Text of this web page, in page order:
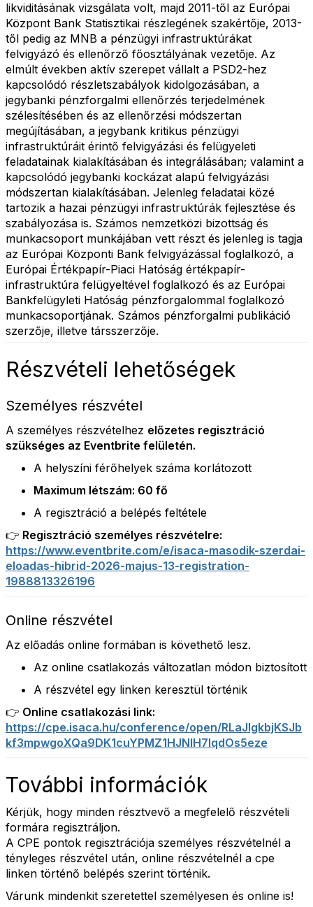
likviditásának vizsgálata volt, majd 2011-től az Európai
Központ Bank Statisztikai részlegének szakértője, 2013-
től pedig az MNB a pénzügyi infrastruktúrákat
felvigyázó és ellenőrző főosztályának vezetője. Az
elmúlt években aktív szerepet vállalt a PSD2-hez
kapcsolódó részletszabályok kidolgozásában, a
jegybanki pénzforgalmi ellenőrzés terjedelmének
szélesítésében és az ellenőrzési módszertan
megújításában, a jegybank kritikus pénzügyi
infrastruktúráit érintő felvigyázási és felügyeleti
feladatainak kialakításában és integrálásában; valamint a
kapcsolódó jegybanki kockázat alapú felvigyázási
módszertan kialakításában. Jelenleg feladatai közé
tartozik a hazai pénzügyi infrastruktúrák fejlesztése és
szabályozása is. Számos nemzetközi bizottság és
munkacsoport munkájában vett részt és jelenleg is tagja
az Európai Központi Bank felvigyázással foglalkozó, a
Európai Értékpapír-Piaci Hatóság értékpapír-
infrastruktúra felügyeltével foglalkozó és az Európai
Bankfelügyleti Hatóság pénzforgalommal foglalkozó
munkacsoportjának. Számos pénzforgalmi publikáció
szerzője, illetve társszerzője.
Részvételi lehetőségek
Személyes részvétel
A személyes részvételhez előzetes regisztráció
szükséges az Eventbrite felületén.
A helyszíni férőhelyek száma korlátozott
Maximum létszám: 60 fő
A regisztráció a belépés feltétele
👉 Regisztráció személyes részvételre:
https://www.eventbrite.com/e/isaca-masodik-szerdai-
eloadas-hibrid-2026-majus-13-registration-
1988813326196
Online részvétel
Az előadás online formában is követhető lesz.
Az online csatlakozás változatlan módon biztosított
A részvétel egy linken keresztül történik
👉 Online csatlakozási link:
https://cpe.isaca.hu/conference/open/RLaJIgkbjKSJb
kf3mpwgoXQa9DK1cuYPMZ1HJNIH7IqdOs5eze
További információk
Kérjük, hogy minden résztvevő a megfelelő részvételi
formára regisztráljon.
A CPE pontok regisztrációja személyes részvételnél a
tényleges részvétel után, online részvételnél a cpe
linken történő belépés szerint történik.
Várunk mindenkit szeretettel személyesen és online is!